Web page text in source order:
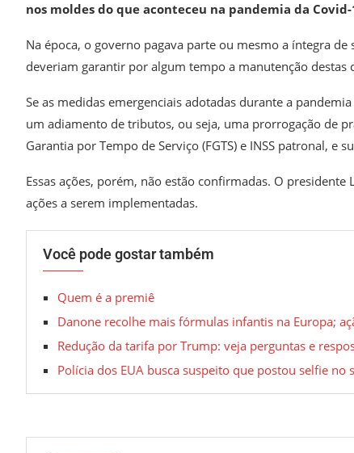
nos moldes do que aconteceu na pandemia da
Na época, o governo pagava parte ou mesmo a íntegra
deveriam garantir por algum tempo a manutenção destas
Se as medidas emergenciais adotadas durante a
um adiamento de tributos, ou seja, uma prorrogação de
Garantia por Tempo de Serviço (FGTS) e INSS patronal, e
Essas ações, porém, não estão confirmadas. O
ações a serem implementadas.
Você pode gostar também
Quem é a premiê
Danone recolhe mais fórmulas infantis na Europa;
Redução da tarifa por Trump: veja perguntas e
Polícia dos EUA busca suspeito que postou selfie